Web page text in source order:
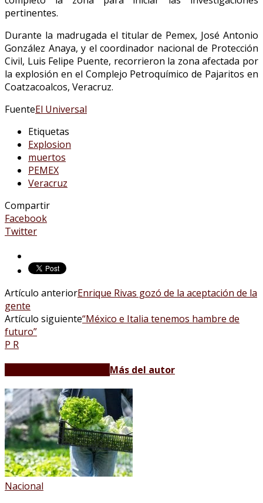
pertinentes.
Durante la madrugada el titular de Pemex, José Antonio
González Anaya, y el coordinador nacional de Protección
Civil, Luis Felipe Puente, recorrieron la zona afectada por
la explosión en el Complejo Petroquímico de Pajaritos en
Coatzacoalcos, Veracruz.
FuenteEl Universal
Etiquetas
Explosion
muertos
PEMEX
Veracruz
Compartir
Facebook
Twitter
Artículo anteriorEnrique Rivas gozó de la aceptación de la
gente
Artículo siguiente“México e Italia tenemos hambre de
futuro”
P R
Más del autor
Nacional